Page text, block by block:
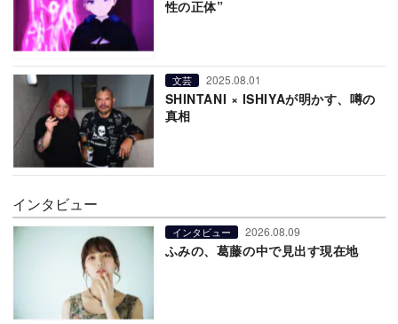
性の正体”
文芸 2025.08.01
SHINTANI × ISHIYAが明かす、噂の
真相
インタビュー
インタビュー 2026.08.09
ふみの、葛藤の中で見出す現在地